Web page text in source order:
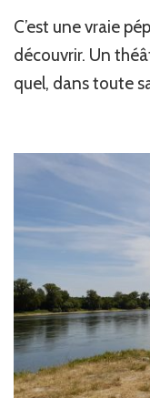
C’est une vraie
découvrir. Un
quel, dans toute